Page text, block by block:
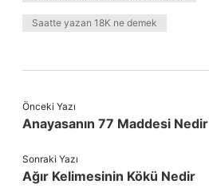
Saatte yazan 18K ne demek
Önceki Yazı
Anayasanın 77 Maddesi Nedir
Sonraki Yazı
Ağır Kelimesinin Kökü Nedir